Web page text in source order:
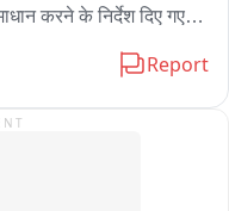
करने के निर्देश दिए गए।
बैठक का समापन किया।
नंदवाना, नवनीत पंकज,
Report